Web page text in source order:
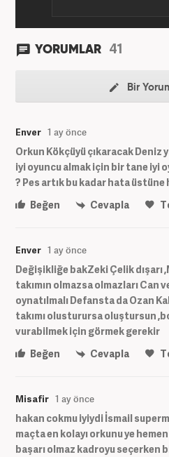
YORUMLAR 41
Bir
Enver 1 ay önce
Orkun Kökçüyü çıkaracak Deniz
iyi oyuncu almak için bir tane iyi
? Pes artık bu kadar hata üstüne
Beğen
Cevapla
Enver 1 ay önce
Değişikliğe bakZeki Çelik dışarı
takımın olmazsa olmazları
oynatılmalı Defansta da Ozan
takımı olusturursa oluştursun
vurabilmek için görmek gerekir
Beğen
Cevapla
Misafir 1 ay önce
hakan cokmu iyiydi İsmail
maçta en kolayı orkunu ye
başarı olmaz kadroyu seçerken